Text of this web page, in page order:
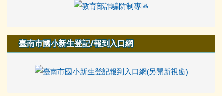
臺南市國小新生登記/報到入口網